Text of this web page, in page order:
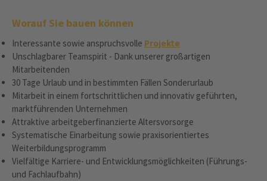
Worauf Sie bauen können
Interessante sowie anspruchsvolle Projekte
Unschlagbarer Teamspirit - Dank unserer großartigen
Mitarbeitenden
30 Tage Urlaub und in bestimmten Fällen Sonderurlaub
Mitarbeit in einem fortschrittlichen und innovativ geführten,
marktführenden Unternehmen
Attraktive arbeitgeberfinanzierte Altersvorsorge
Systematische Einarbeitung sowie praxisorientiertes
Weiterbildungsprogramm
Vielfältige Karriere- und Entwicklungsmöglichkeiten (Führungs-
und Fachlaufbahn)